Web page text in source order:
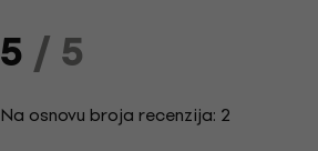
5/ 5
Na osnovu broja recenzija: 2